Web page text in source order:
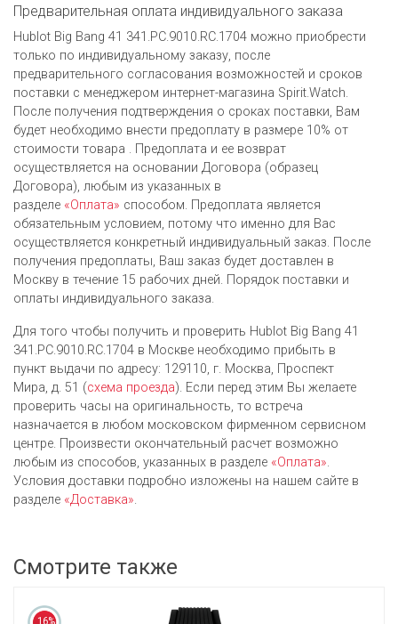
Предварительная оплата индивидуального заказа
Hublot Big Bang 41 341.PC.9010.RC.1704 можно приобрести
только по индивидуальному заказу, после
предварительного согласования возможностей и сроков
поставки с менеджером интернет-магазина Spirit.Watch.
После получения подтверждения о сроках поставки, Вам
будет необходимо внести предоплату в размере 10% от
стоимости товара . Предоплата и ее возврат
осуществляется на основании Договора (образец
Договора), любым из указанных в
разделе «Оплата» способом. Предоплата является
обязательным условием, потому что именно для Вас
осуществляется конкретный индивидуальный заказ. После
получения предоплаты, Ваш заказ будет доставлен в
Москву в течение 15 рабочих дней. Порядок поставки и
оплаты индивидуального заказа.
Для того чтобы получить и проверить Hublot Big Bang 41
341.PC.9010.RC.1704 в Москве необходимо прибыть в
пункт выдачи по адресу: 129110, г. Москва, Проспект
Мира, д. 51 (схема проезда). Если перед этим Вы желаете
проверить часы на оригинальность, то встреча
назначается в любом московском фирменном сервисном
центре. Произвести окончательный расчет возможно
любым из cпособов, указанных в разделе «Оплата».
Условия доставки подробно изложены на нашем сайте в
разделе «Доставка».
Смотрите также